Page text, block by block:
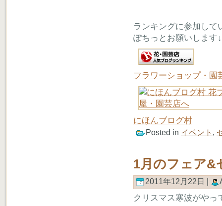
ランキングに参加して
ぽちっとお願いします↓
フラワーショップ・園
にほんブログ村
Posted in イベント ,
1月のフェア&
2011年12月22日 |
クリスマス寒波がやっ